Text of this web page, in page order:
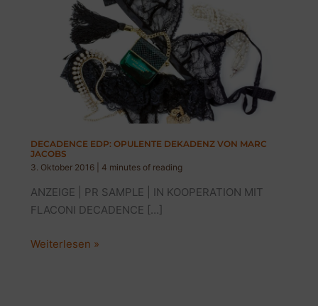
DECADENCE EDP: OPULENTE DEKADENZ VON MARC
JACOBS
3. Oktober 2016
4 minutes of reading
ANZEIGE | PR SAMPLE | IN KOOPERATION MIT
FLACONI DECADENCE […]
DECADENCE
Weiterlesen »